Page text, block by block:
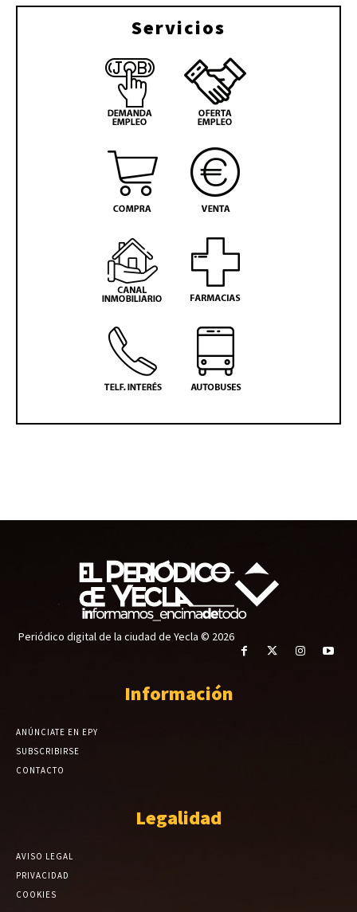
Servicios
Periódico digital de la ciudad de Yecla © 2026
Información
ANÚNCIATE EN EPY
SUBSCRIBIRSE
CONTACTO
Legalidad
AVISO LEGAL
PRIVACIDAD
COOKIES